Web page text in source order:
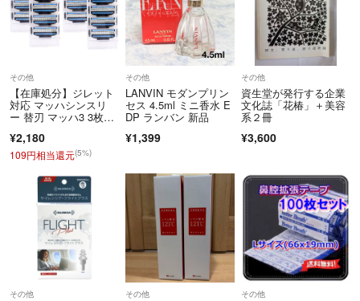
その他
【在庫処分】ジレット
対応 マッハシンスリ
ー 替刃 マッハ3 3枚
¥2,180
109円相当還元(5%)
その他
LANVIN モダンプリン
セス 4.5ml ミニ香水 E
DP ランバン 新品
¥1,399
その他
資生堂が発行する企業
文化誌「花椿」＋美容
系２冊
¥3,600
その他 その他 その他